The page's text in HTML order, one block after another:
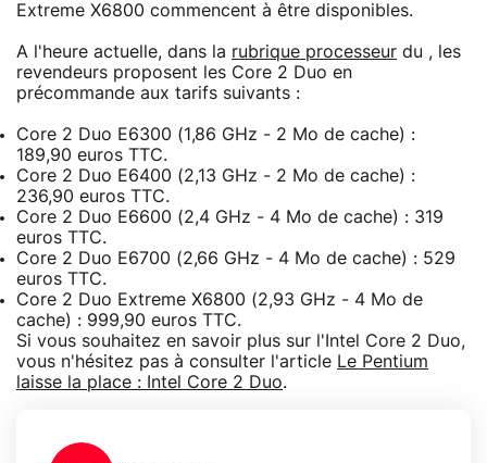
Extreme X6800 commencent à être disponibles.
A l'heure actuelle, dans la rubrique processeur du , les
revendeurs proposent les Core 2 Duo en
précommande aux tarifs suivants :
Core 2 Duo E6300 (1,86 GHz - 2 Mo de cache) :
189,90 euros TTC.
Core 2 Duo E6400 (2,13 GHz - 2 Mo de cache) :
236,90 euros TTC.
Core 2 Duo E6600 (2,4 GHz - 4 Mo de cache) : 319
euros TTC.
Core 2 Duo E6700 (2,66 GHz - 4 Mo de cache) : 529
euros TTC.
Core 2 Duo Extreme X6800 (2,93 GHz - 4 Mo de
cache) : 999,90 euros TTC.
Si vous souhaitez en savoir plus sur l'Intel Core 2 Duo,
vous n'hésitez pas à consulter l'article Le Pentium
laisse la place : Intel Core 2 Duo.